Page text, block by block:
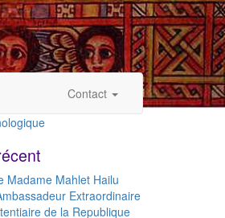
Contact
Madame Mahlet Hailu
Extraordinaire
de la Republique